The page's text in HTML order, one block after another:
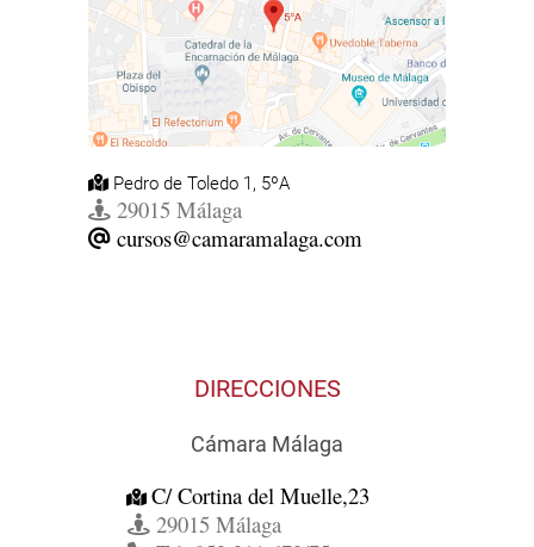
Pedro de Toledo 1, 5ºA
29015 Málaga
cursos@camaramalaga.com
DIRECCIONES
Cámara Málaga
C/ Cortina del Muelle,23
29015 Málaga